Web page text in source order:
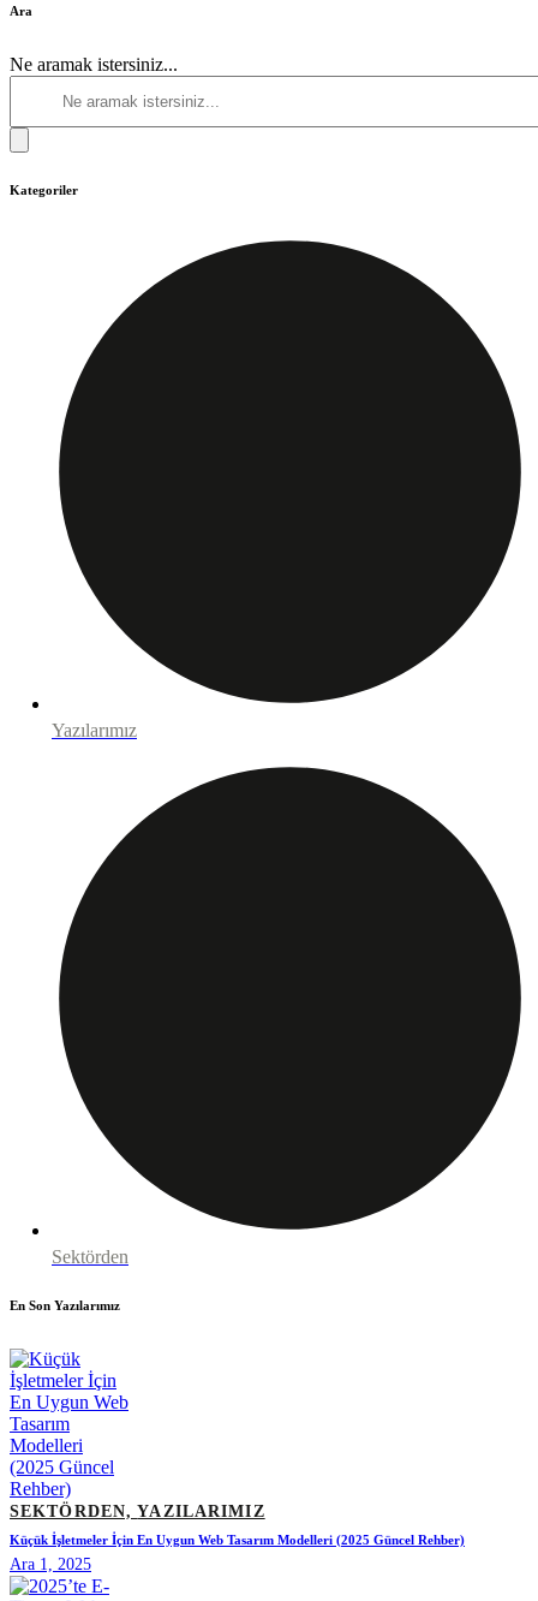
Ara
Ne aramak istersiniz...
Kategoriler
Yazılarımız
Sektörden
En Son Yazılarımız
SEKTÖRDEN,YAZILARIMIZ
Küçük İşletmeler İçin En Uygun Web Tasarım Modelleri (2025 Güncel Rehber)
Ara 1, 2025